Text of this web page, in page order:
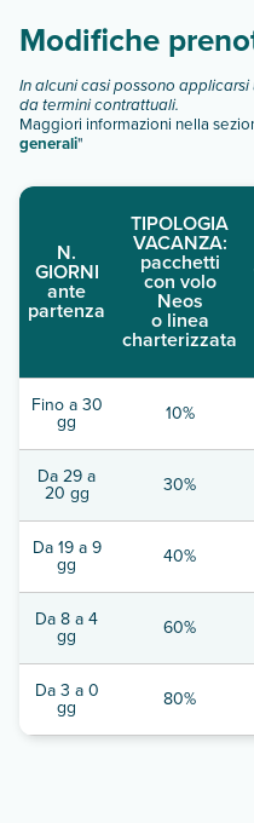
Modifiche
In alcuni casi possono
da termini contrattuali.
Maggiori informazioni nella
generali"
N.
GIORNI
ante
partenza
TIPOLOGIA
VACANZA:
pacchetti
con volo
Neos
o linea
charterizzata
Fino a 30
gg 10%
Da 29 a
20 gg 30%
Da 19 a 9
gg 40%
Da 8 a 4
gg 60%
Da 3 a 0
gg 80%